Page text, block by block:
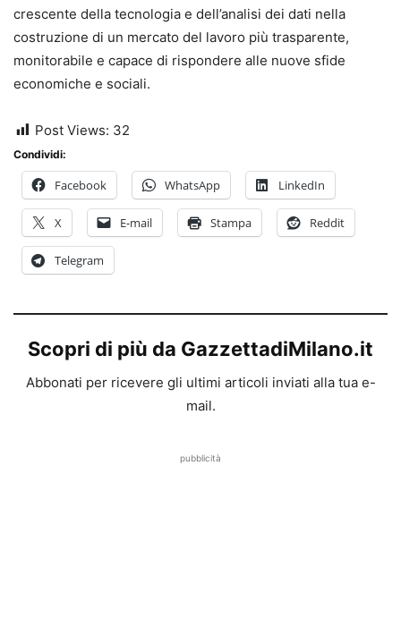
crescente della tecnologia e dell’analisi dei dati nella
costruzione di un mercato del lavoro più trasparente,
monitorabile e capace di rispondere alle nuove sfide
economiche e sociali.
Post Views: 32
Condividi:
Facebook WhatsApp LinkedIn
X E-mail Stampa Reddit
Telegram
Scopri di più da GazzettadiMilano.it
Abbonati per ricevere gli ultimi articoli inviati alla tua e-
mail.
pubblicità